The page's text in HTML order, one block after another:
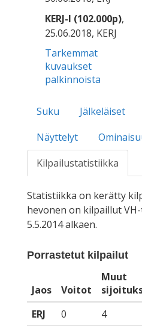
KERJ-I (102.000p),
25.06.2018, KERJ
Tarkemmat
kuvaukset
palkinnoista
Suku Jälkeläiset
Näyttelyt
Kilpailustatistiikka
Statistiikka on kerätty
hevonen on kilpaillut
5.5.2014 alkaen.
Porrastetut kilpailut
Jaos Voitot
Muut
ERJ
0 4